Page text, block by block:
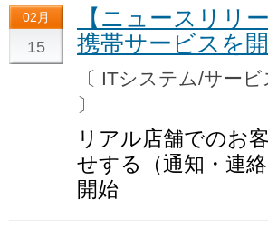
02月
15
【ニュースリリ
携帯サービスを
〔 ITシステム/サ
〕
リアル店舗でのお
せする（通知・連
開始